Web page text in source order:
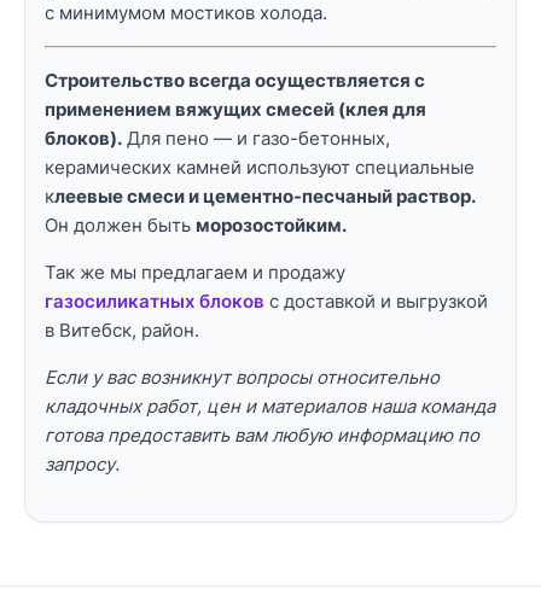
с минимумом мостиков холода.
Строительство всегда осуществляется с
применением вяжущих смесей (клея для
блоков). Для пено — и газо-бетонных,
керамических камней используют специальные
клеевые смеси и цементно-песчаный раствор.
Он должен быть морозостойким.
Так же мы предлагаем и продажу
газосиликатных блоков с доставкой и выгрузкой
в Витебск, район.
Если у вас возникнут вопросы относительно
кладочных работ, цен и материалов наша команда
готова предоставить вам любую информацию по
запросу.